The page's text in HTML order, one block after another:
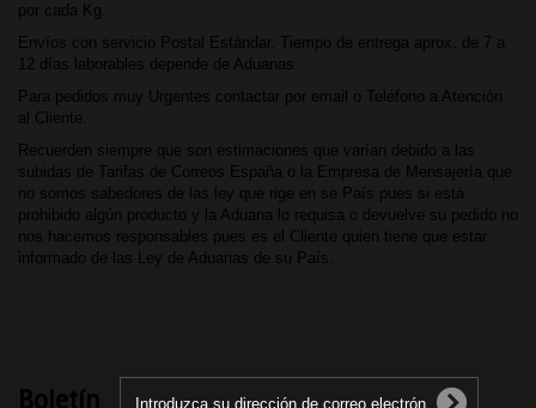
por cada Kg.
Envíos con servicio Postal Estándar. Tiempo de entrega aprox. de 7 a
12 días laborables depende de Aduanas.
Para pedidos muy Urgentes contactar por email o Teléfono a Atención
al Cliente.
Recuerden siempre que son estimaciones que varían debido a las
subidas de Tarifas de Correos España o la Empresa de Mensajería que
no somos sabedores de las ley que rige en se País pues si está
prohibido algún producto y la Aduana lo requisa o devuelve su pedido no
nos hacemos responsables pues es el Cliente quien tiene que estar
informado de las Ley de Aduanas de su País.
Boletín